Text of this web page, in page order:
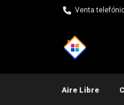
Venta
Aire Libre